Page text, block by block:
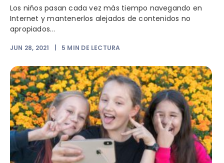
Los niños pasan cada vez más tiempo navegando en
Internet y mantenerlos alejados de contenidos no
apropiados...
JUN 28, 2021 5 MIN DE LECTURA